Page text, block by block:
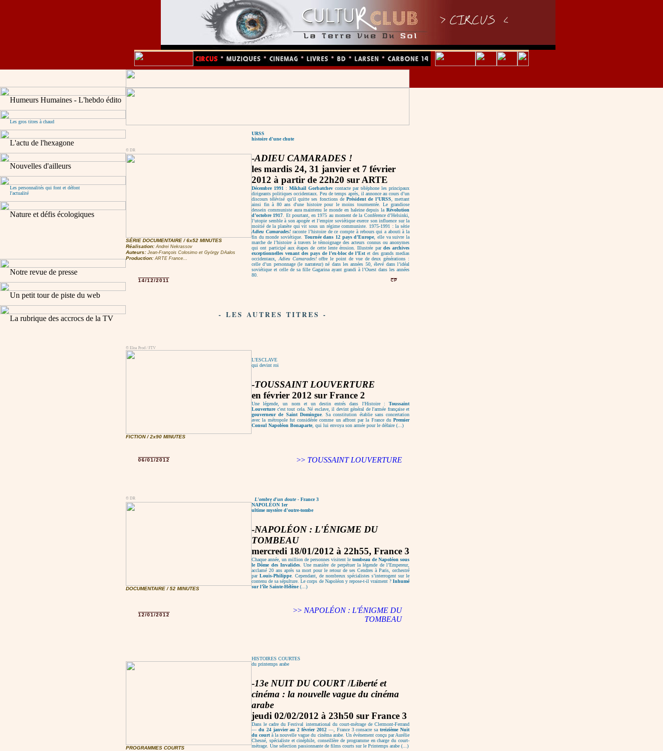
Humeurs Humaines - L'hebdo édito
Les gros titres à chaud
L'actu de l'hexagone
Nouvelles d'ailleurs
Les personnalités qui font et défont
l'actualité
Nature et défis écologiques
Notre revue de presse
Un petit tour de piste du web
La rubrique des accrocs de la TV
© DR
SÉRIE DOCUMENTAIRE / 6x52 MINUTES
Réalisation: Andrei Nekrassov
Auteurs: Jean-François Colosimo et György DAalos
Production: ARTE France...
URSS
histoire d'une chute
-ADIEU CAMARADES !
les mardis 24, 31 janvier et 7 février
2012 à partir de 22h20 sur ARTE
Décembre 1991 : Mikhaïl Gorbatchev contacte par téléphone les principaux
dirigeants politiques occidentaux. Peu de temps après, il annonce au cours d’un
discours télévisé qu'il quitte ses fonctions dePrésident de l’URSS , mettant
ainsi fin à 80 ans d'une histoire pour le moins tourmentée. Le grandiose
dessein communiste aura maintenu le monde en haleine depuis la Révolution
d’octobre 1917 . Et pourtant, en 1975 au moment de la Conférence d’Helsinki,
l’utopie semble à son apogée et l’empire soviétique exerce son influence sur la
moitié de la planète qui vit sous un régime communiste. 1975-1991 : la série
Adieu Camarades!raconte l’histoire de ce compte à rebours qui a abouti à la
fin du monde soviétique. Tournée dans 12 pays d’Europe, elle va suivre la
marche de l’histoire à travers le témoignage des acteurs connus ou anonymes
qui ont participé aux étapes de cette lente érosion. Illustrée par des archives
exceptionnelles venant des pays de l’ex-bloc de l’Est et des grands medias
occidentaux, Adieu Camarades!offre le point de vue de deux générations :
celle d’un personnage (le narrateur) né dans les années 50, élevé dans l’idéal
soviétique et celle de sa fille Gagarina ayant grandi à l’Ouest dans les années
80.
14/12/2011
CP
- LES AUTRES TITRES -
© Eloa Prod / FTV
FICTION / 2x90 MINUTES
L'ESCLAVE
qui devint roi
-TOUSSAINT LOUVERTURE
en février 2012 sur France 2
Une légende, un nom et un destin entrés dans l'Histoire : Toussaint
Louverturec'est tout cela. Né esclave, il devint général de l'armée française et
gouverneur de Saint Domingue. Sa constitution établie sans concertation
avec la métropole fut considérée comme un affront par la France du Premier
Consul Napoléon Bonaparte, qui lui envoya son armée pour le défaire (...)
06/01/2012 >> TOUSSAINT LOUVERTURE
© DR
DOCUMENTAIRE / 52 MINUTES
L'ombre d'un doute- France 3
NAPOLÉON 1er
ultime mystère d'outre-tombe
-NAPOLÉON : L'ÉNIGME DU
TOMBEAU
mercredi 18/01/2012 à 22h55, France 3
Chaque année, un million de personnes visitent le tombeau de Napoléon sous
le Dôme des Invalides. Une manière de perpétuer la légende de l’Empereur,
acclamé 20 ans après sa mort pour le retour de ses Cendres à Paris, orchestré
par Louis-Philippe. Cependant, de nombreux spécialistes s’interrogent sur le
contenu de sa sépulture. Le corps de Napoléon y repose-t-il vraiment ? Inhumé
sur l’île Sainte-Hélène(...)
12/01/2012
>> NAPOLÉON : L'ÉNIGME DU
TOMBEAU
PROGRAMMES COURTS
HISTOIRES COURTES
du printemps arabe
-13e NUIT DU COURT/Liberté et
cinéma : la nouvelle vague du cinéma
arabe
jeudi 02/02/2012 à 23h50 sur France 3
Dans le cadre du Festival international du court-métrage de Clermont-Ferrand
— du 24 janvier au 2 février 2012 —, France 3 consacre satreizième Nuit
du court à la nouvelle vague du cinéma arabe. Un événement conçu par Aurélie
Chesné, spécialiste et cinéphile, conseillère de programme en charge du court-
métrage. Une sélection passionnante de films courts sur le Printemps arabe (...)